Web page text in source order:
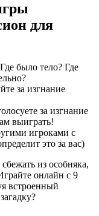
для
было тело? Где
за изгнание
за изгнание
выиграть!
игроками с
это за вас)
из особняка,
онлайн с 9
встроенный